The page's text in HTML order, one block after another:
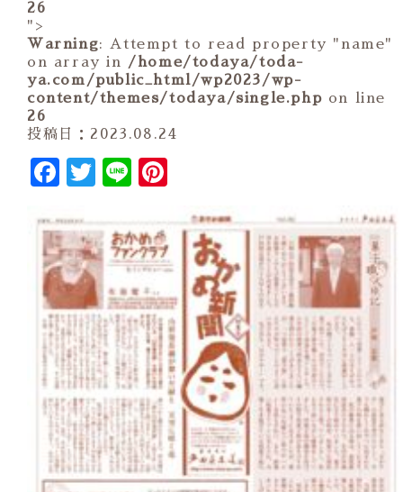
26
">
Warning: Attempt to read property "name"
on array in /home/todaya/toda-
ya.com/public_html/wp2023/wp-
content/themes/todaya/single.php on line
26
投稿日：2023.08.24
Facebook
Twitter
Line